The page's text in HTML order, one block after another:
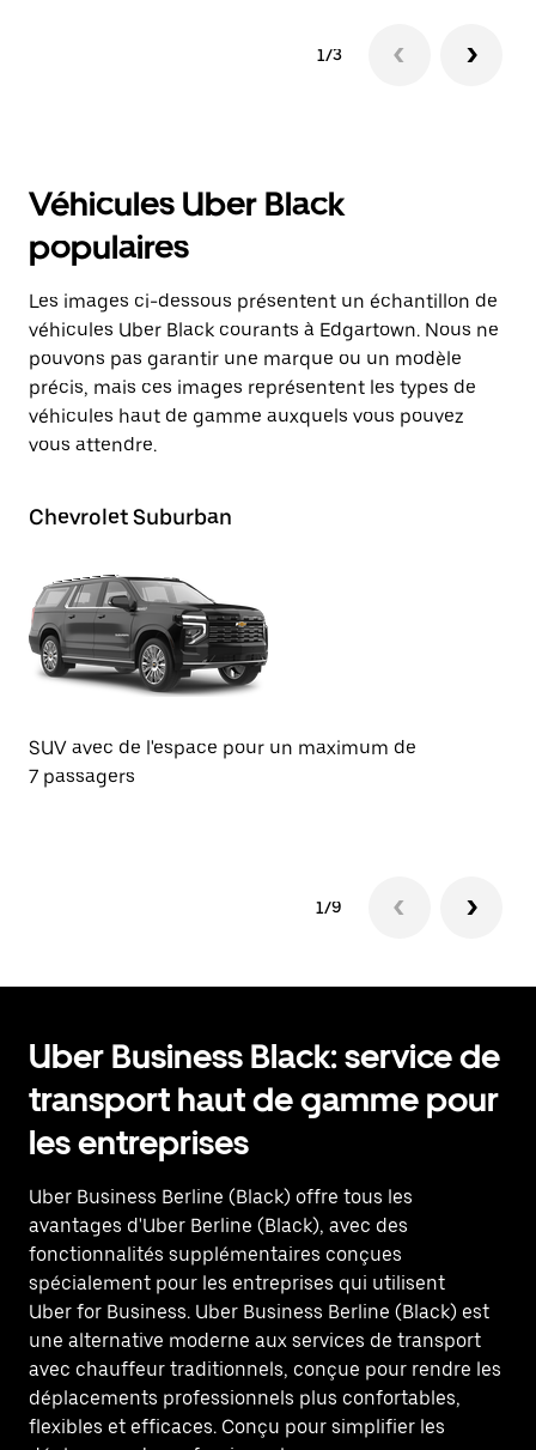
1/3
Véhicules Uber Black
populaires
Les images ci-dessous présentent un échantillon de
véhicules Uber Black courants à Edgartown. Nous ne
pouvons pas garantir une marque ou un modèle
précis, mais ces images représentent les types de
véhicules haut de gamme auxquels vous pouvez
vous attendre.
Chevrolet Suburban
SUV avec de l'espace pour un maximum de
7 passagers
1/9
Uber Business Black: service de
transport haut de gamme pour
les entreprises
Uber Business Berline (Black) offre tous les
avantages d'Uber Berline (Black), avec des
fonctionnalités supplémentaires conçues
spécialement pour les entreprises qui utilisent
Uber for Business. Uber Business Berline (Black) est
une alternative moderne aux services de transport
avec chauffeur traditionnels, conçue pour rendre les
déplacements professionnels plus confortables,
flexibles et efficaces. Conçu pour simplifier les